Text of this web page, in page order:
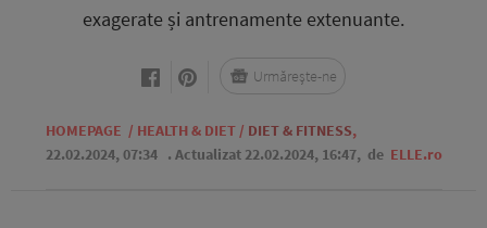
exagerate și antrenamente extenuante.
HOMEPAGE / HEALTH & DIET/ DIET & FITNESS,
22.02.2024, 07:34 . Actualizat 22.02.2024, 16:47, de ELLE.ro
Urmărește-ne